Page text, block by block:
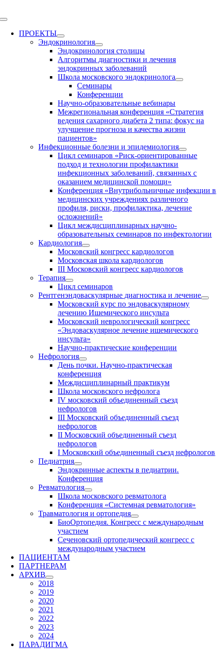
to
Toggle
NavigationПРОЕКТЫ
Эндокринология
Эндокринология столицы
Алгоритмы диагностики и лечения
эндокринных заболеваний
Школа московского эндокринолога
Семинары
Конференции
Научно-образовательные вебинары
Межрегиональная конференция «Стратегия
ведения сахарного диабета 2 типа: фокус на
улучшение прогноза и качества жизни
пациентов»
Инфекционные болезни и эпидемиология
Цикл семинаров «Риск-ориентированные
подход и технологии профилактики
инфекционных заболеваний, связанных с
оказанием медицинской помощи»
Конференция «Внутрибольничные инфекции в
медицинских учреждениях различного
профиля, риски, профилактика, лечение
осложнений»
Цикл междисциплинарных научно-
образовательных семинаров по инфектологии
Кардиология
Московский конгресс кардиологов
Московская школа кардиологов
III Московский конгресс кардиологов
Терапия
Цикл семинаров
Рентгенэндоваскулярные диагностика и лечение
Московский курс по эндоваскулярному
лечению Ишемического инсульта
Московский неврологический конгресс
«Эндоваскулярное лечение ишемического
инсульта»
Научно-практические конференции
Нефрология
День почки. Научно-практическая
конференция
Междисциплинарный практикум
Школа московского нефролога
IV московский объединенный съезд
нефрологов
III Московский объединенный съезд
нефрологов
II Московский объединенный съезд
нефрологов
I Московский объединенный съезд нефрологов
Педиатрия
Эндокринные аспекты в педиатрии.
Конференция
Ревматология
Школа московского ревматолога
Конференция «Системная ревматология»
Травматология и ортопедия
БиоОртопедия. Конгресс с международным
участием
Сеченовский ортопедический конгресс с
международным участием
ПАЦИЕНТАМ
ПАРТНЕРАМ
АРХИВ
2018
2019
2020
2021
2022
2023
2024
ПАРАДИГМА